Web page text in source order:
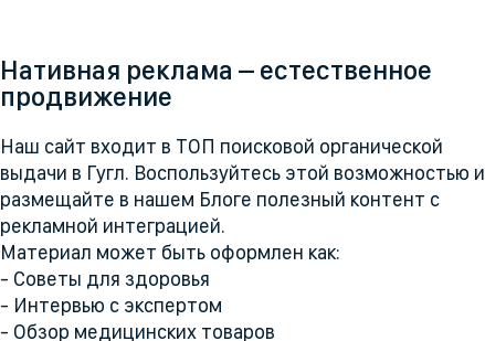
Нативная реклама – естественное
продвижение
Наш сайт входит в ТОП поисковой органической
выдачи в Гугл. Воспользуйтесь этой возможностью и
размещайте в нашем Блоге полезный контент с
рекламной интеграцией.
Материал может быть оформлен как:
- Советы для здоровья
- Интервью с экспертом
- Обзор медицинских товаров